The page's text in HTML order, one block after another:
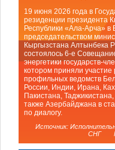
19 июня 2026 года в
резиденции президента
Республики «Ала-Арча» в
председательством
Кыргызстана Алтынбека
состоялось 6-е
энергетики государств-
котором приняли участие
профильных ведомств
России, Индии, Ирана,
Пакистана,
также Азербайджана в
по диалогу.
Источник:
СНГ